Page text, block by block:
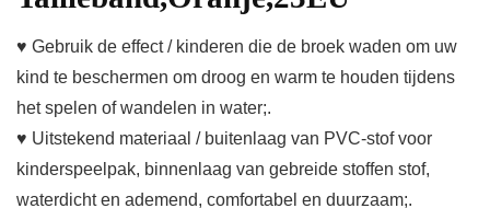
♥ Gebruik de effect / kinderen die de broek waden om uw
kind te beschermen om droog en warm te houden tijdens
het spelen of wandelen in water;.
♥ Uitstekend materiaal / buitenlaag van PVC-stof voor
kinderspeelpak, binnenlaag van gebreide stoffen stof,
waterdicht en ademend, comfortabel en duurzaam;.